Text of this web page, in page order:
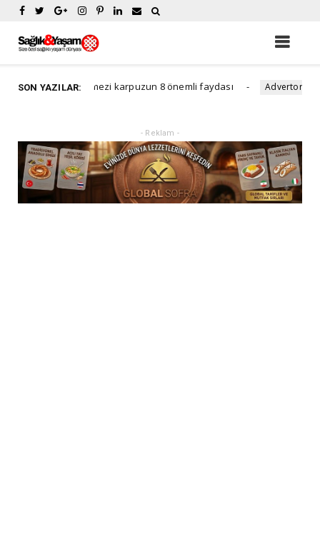
SON YAZILAR:
vazgeçilmezi karpuzun 8 önemli faydası Advertorial
- Reklam -